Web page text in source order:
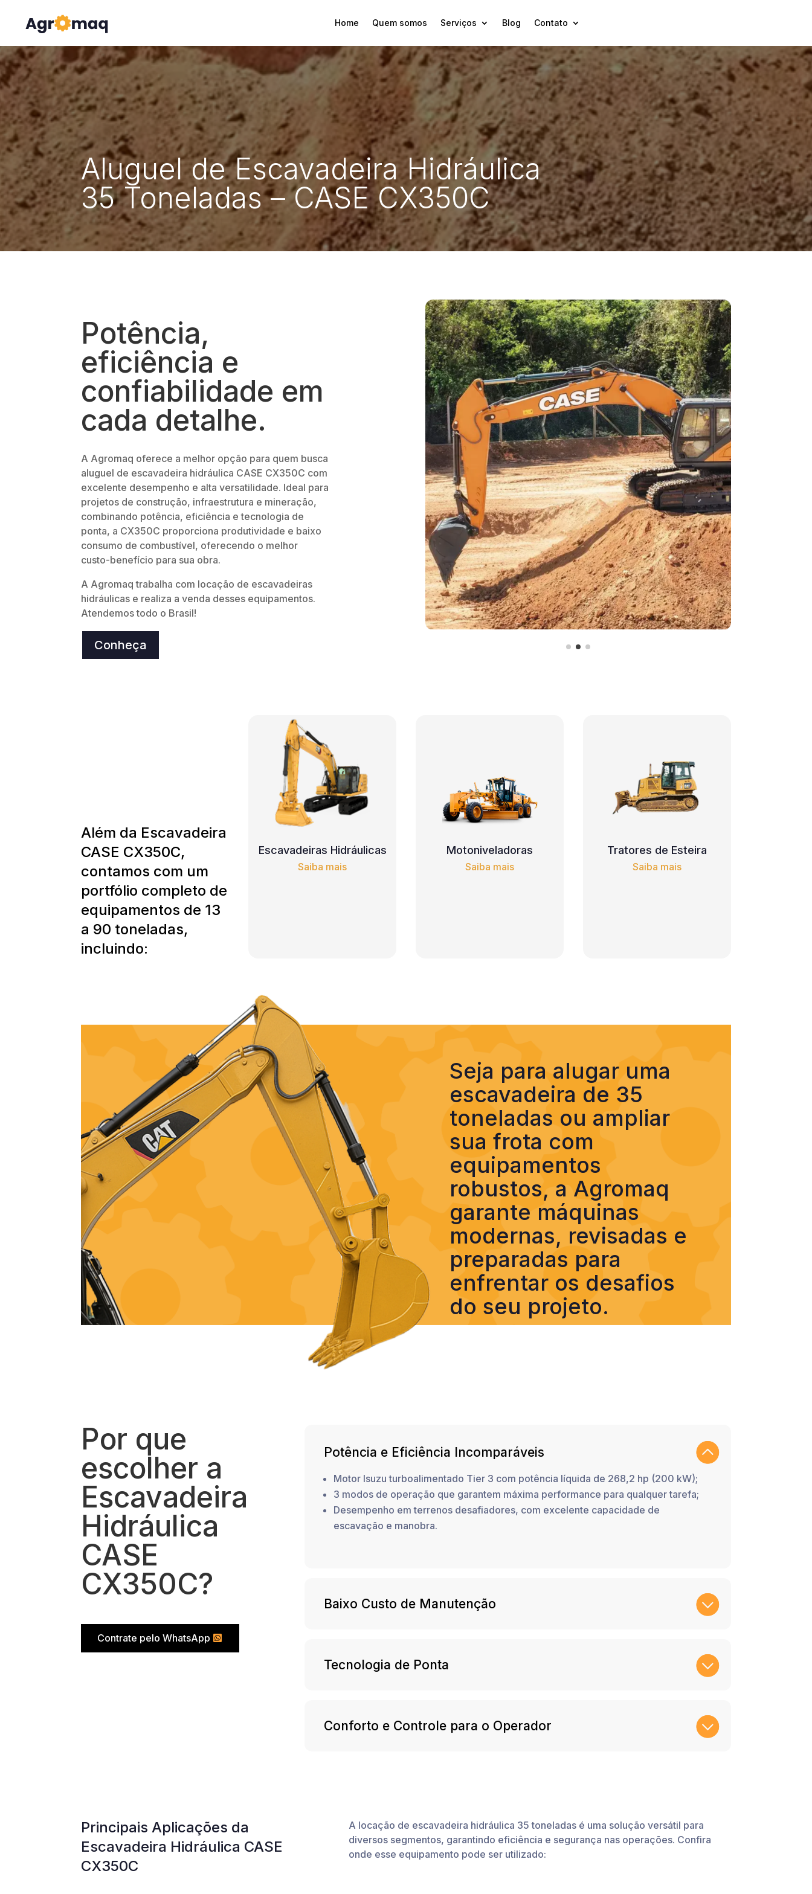
Home Quem somos Serviços Blog Contato
Aluguel de Escavadeira Hidráulica
35 Toneladas – CASE CX350C
Potência,
eficiência e
confiabilidade em
cada detalhe.
A Agromaq oferece a melhor opção para quem busca
aluguel de escavadeira hidráulica CASE CX350C com
excelente desempenho e alta versatilidade. Ideal para
projetos de construção, infraestrutura e mineração,
combinando potência, eficiência e tecnologia de
ponta, a CX350C proporciona produtividade e baixo
consumo de combustível, oferecendo o melhor
custo-benefício para sua obra.
A Agromaq trabalha com locação de escavadeiras
hidráulicas e realiza a venda desses equipamentos.
Atendemos todo o Brasil!
Conheça
Além da Escavadeira
CASE CX350C,
contamos com um
portfólio completo de
equipamentos de 13
a 90 toneladas,
incluindo:
Escavadeiras Hidráulicas
Saiba mais
Motoniveladoras
Saiba mais
Tratores de Esteira
Saiba mais
Seja para alugar uma
escavadeira de 35
toneladas ou ampliar
sua frota com
equipamentos
robustos, a Agromaq
garante máquinas
modernas, revisadas e
preparadas para
enfrentar os desafios
do seu projeto.
Por que
escolher a
Escavadeira
Hidráulica
CASE
CX350C?
Contrate pelo WhatsApp
Potência e Eficiência Incomparáveis
Motor Isuzu turboalimentado Tier 3 com potência líquida de 268,2 hp (200 kW);
3 modos de operação que garantem máxima performance para qualquer tarefa;
Desempenho em terrenos desafiadores, com excelente capacidade de
escavação e manobra.
Baixo Custo de Manutenção
Tecnologia de Ponta
Conforto e Controle para o Operador
Principais Aplicações da
Escavadeira Hidráulica CASE
CX350C
A locação de escavadeira hidráulica 35 toneladas é uma solução versátil para
diversos segmentos, garantindo eficiência e segurança nas operações. Confira
onde esse equipamento pode ser utilizado: